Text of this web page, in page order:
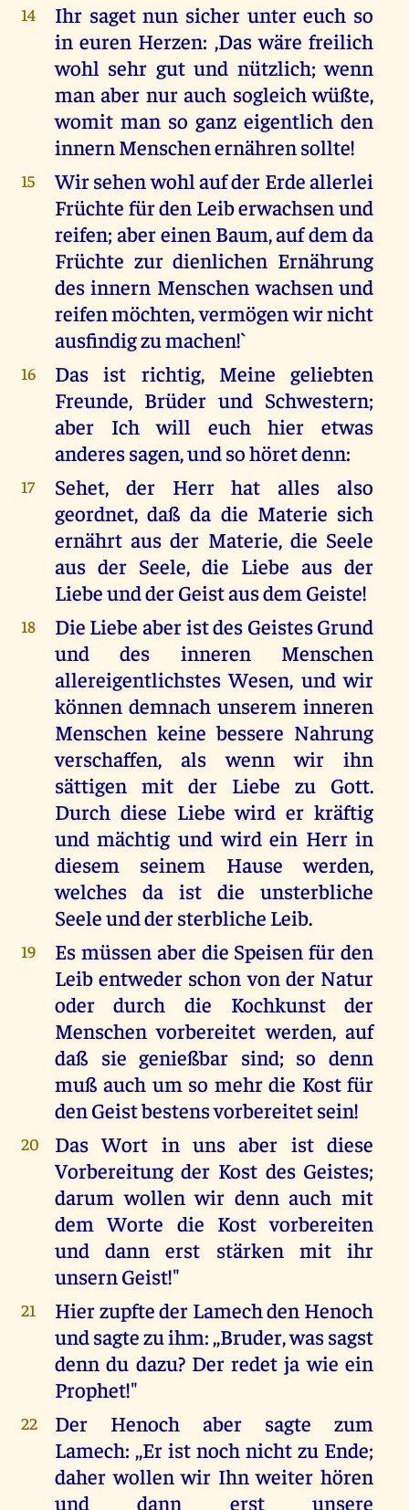
14
Ihr saget nun sicher unter euch so
in euren Herzen: ,Das wäre freilich
wohl sehr gut und nützlich; wenn
man aber nur auch sogleich wüßte,
womit man so ganz eigentlich den
innern Menschen ernähren sollte!
15
Wir sehen wohl auf der Erde allerlei
Früchte für den Leib erwachsen und
reifen; aber einen Baum, auf dem da
Früchte zur dienlichen Ernährung
des innern Menschen wachsen und
reifen möchten, vermögen wir nicht
ausfindig zu machen!`
16
Das ist richtig, Meine geliebten
Freunde, Brüder und Schwestern;
aber Ich will euch hier etwas
anderes sagen, und so höret denn:
17
Sehet, der Herr hat alles also
geordnet, daß da die Materie sich
ernährt aus der Materie, die Seele
aus der Seele, die Liebe aus der
Liebe und der Geist aus dem Geiste!
18
Die Liebe aber ist des Geistes Grund
und des inneren Menschen
allereigentlichstes Wesen, und wir
können demnach unserem inneren
Menschen keine bessere Nahrung
verschaffen, als wenn wir ihn
sättigen mit der Liebe zu Gott.
Durch diese Liebe wird er kräftig
und mächtig und wird ein Herr in
diesem seinem Hause werden,
welches da ist die unsterbliche
Seele und der sterbliche Leib.
19
Es müssen aber die Speisen für den
Leib entweder schon von der Natur
oder durch die Kochkunst der
Menschen vorbereitet werden, auf
daß sie genießbar sind; so denn
muß auch um so mehr die Kost für
den Geist bestens vorbereitet sein!
20
Das Wort in uns aber ist diese
Vorbereitung der Kost des Geistes;
darum wollen wir denn auch mit
dem Worte die Kost vorbereiten
und dann erst stärken mit ihr
unsern Geist!"
21
Hier zupfte der Lamech den Henoch
und sagte zu ihm: ,,Bruder, was sagst
denn du dazu? Der redet ja wie ein
Prophet!"
22
Der Henoch aber sagte zum
Lamech: ,,Er ist noch nicht zu Ende;
daher wollen wir Ihn weiter hören
und dann erst unsere